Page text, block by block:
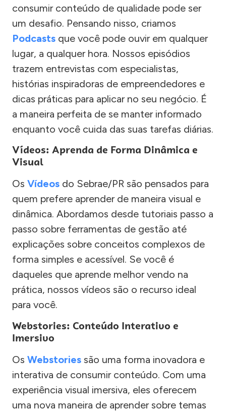
consumir conteúdo de qualidade pode ser
um desafio. Pensando nisso, criamos
Podcasts que você pode ouvir em qualquer
lugar, a qualquer hora. Nossos episódios
trazem entrevistas com especialistas,
histórias inspiradoras de empreendedores e
dicas práticas para aplicar no seu negócio. É
a maneira perfeita de se manter informado
enquanto você cuida das suas tarefas diárias.
Vídeos: Aprenda de Forma Dinâmica e
Visual
Os Vídeos do Sebrae/PR são pensados para
quem prefere aprender de maneira visual e
dinâmica. Abordamos desde tutoriais passo a
passo sobre ferramentas de gestão até
explicações sobre conceitos complexos de
forma simples e acessível. Se você é
daqueles que aprende melhor vendo na
prática, nossos vídeos são o recurso ideal
para você.
Webstories: Conteúdo Interativo e
Imersivo
Os Webstories são uma forma inovadora e
interativa de consumir conteúdo. Com uma
experiência visual imersiva, eles oferecem
uma nova maneira de aprender sobre temas